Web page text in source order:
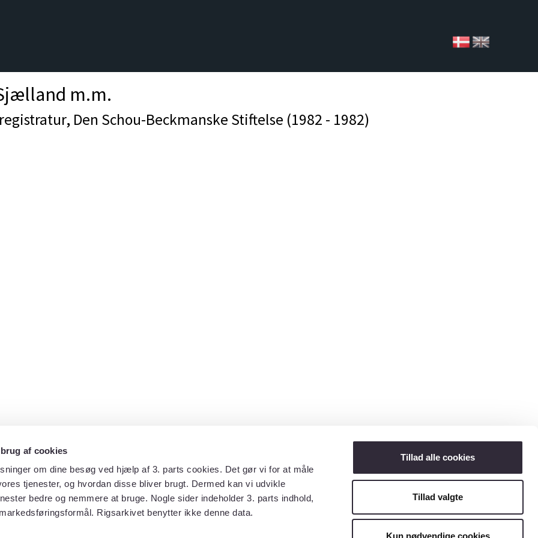
af cookies
om dine besøg ved hjælp af 3. parts cookies. Det gør vi for at måle
tjenester, og hvordan disse bliver brugt. Dermed kan vi udvikle
bedre og nemmere at bruge. Nogle sider indeholder 3. parts indhold,
Rigsarkivet benytter ikke denne data.
Tillad alle cookies
Tillad valgte
Kun nødvendige cookies
m.m.
Den Schou-Beckmanske Stiftelse (1982 - 1982)